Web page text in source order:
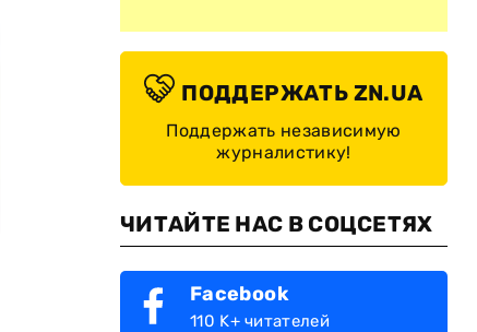
ПОДДЕРЖАТЬ ZN.UA
Поддержать независимую
журналистику!
ЧИТАЙТЕ НАС В СОЦСЕТЯХ
Facebook
110 K+ читателей